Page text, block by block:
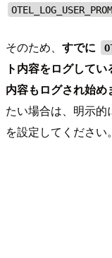
そのため、 すでに
ト内容をログして
内容もログされ始め
たい場合は、明示的
を設定してください。